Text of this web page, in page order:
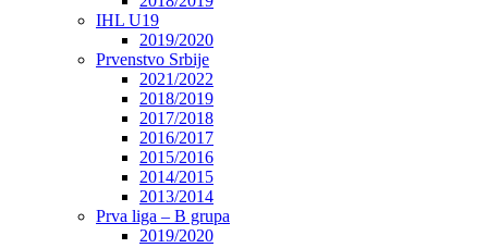
IHL U19
2019/2020
Prvenstvo Srbije
2021/2022
2018/2019
2017/2018
2016/2017
2015/2016
2014/2015
2013/2014
Prva liga – B grupa
2019/2020